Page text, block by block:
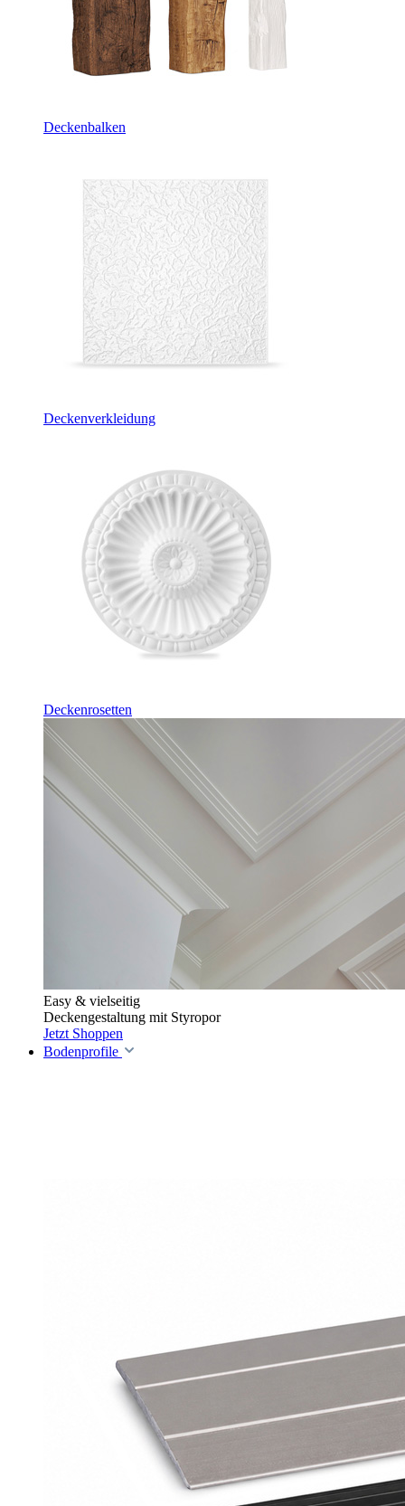
Deckenbalken
Deckenverkleidung
Deckenrosetten
Easy & vielseitig
Deckengestaltung mit Styropor
Jetzt Shoppen
Bodenprofile